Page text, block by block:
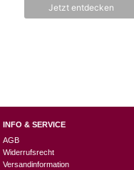
5
Jetzt entdecken
INFO & SERVICE
AGB
Widerrufsrecht
Versandinformation